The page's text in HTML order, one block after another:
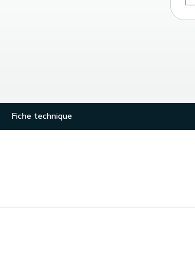
Fiche technique